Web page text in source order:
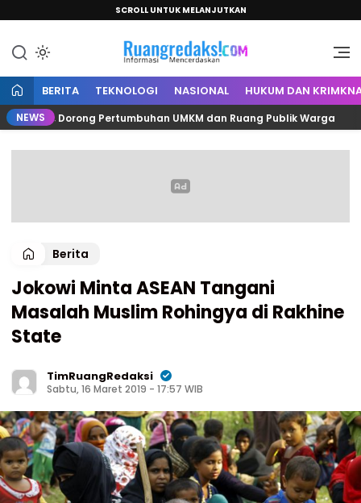
SCROLL UNTUK MELANJUTKAN
Ruang Redaksi
Informasi Mencerdaskan
BERITA TEKNOLOGI NASIONAL HUKUM DAN
NEWS
Dorong Pertumbuhan UMKM dan Ruang Publik Warga
Berita
Jokowi Minta ASEAN Tangani
Masalah Muslim Rohingya di Rakhine
State
TimRuangRedaksi
Sabtu, 16 Maret 2019 - 17:57 WIB